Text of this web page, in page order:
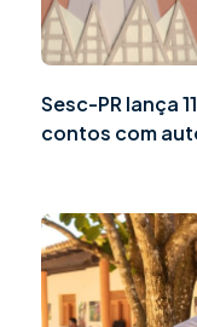
Sesc-PR lança
contos com